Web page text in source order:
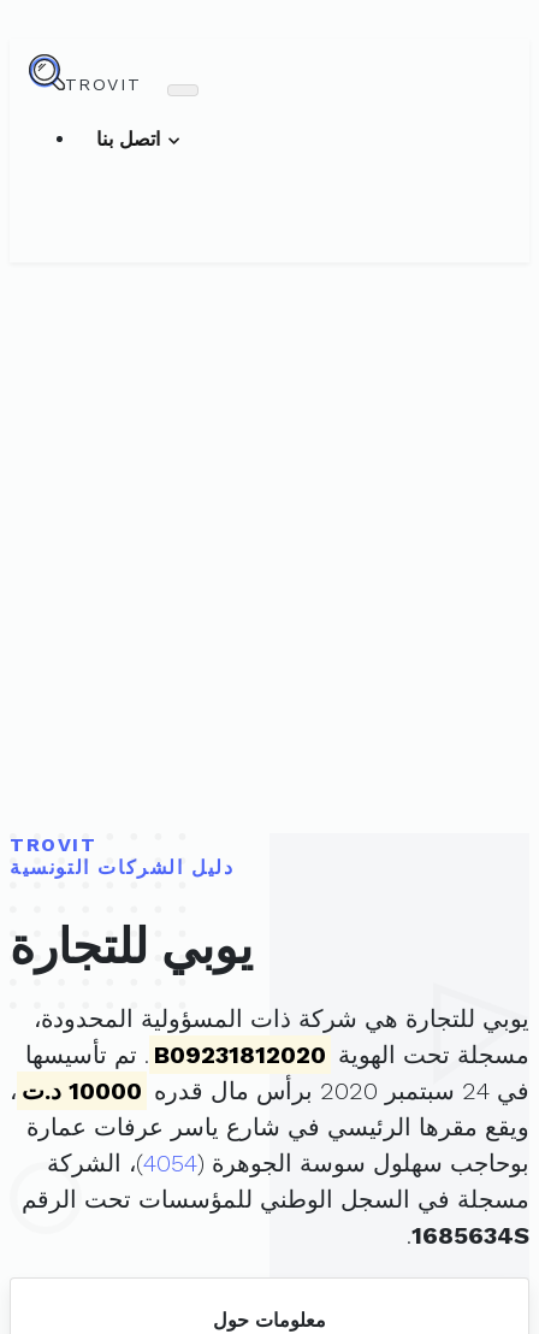
TROVIT
TROVIT
دليل الشركات التونسية
يوبي للتجارة
يوبي للتجارة هي شركة ذات المسؤولية المحدودة،
مسجلة تحت الهوية B09231812020 . تم تأسيسها
في 24 سبتمبر 2020 برأس مال قدره
10000 د.ت
،
ويقع مقرها الرئيسي في شارع ياسر عرفات عمارة
بوحاجب سهلول سوسة الجوهرة (4054)، الشركة
مسجلة في السجل الوطني للمؤسسات تحت الرقم
1685634S
.
معلومات حول